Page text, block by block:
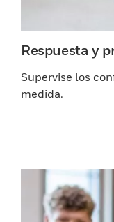
Respuesta y
Supervise los
medida.